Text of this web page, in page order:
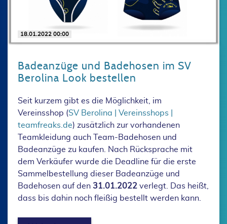
18.01.2022 00:00
Badeanzüge und Badehosen im SV
Berolina Look bestellen
Seit kurzem gibt es die Möglichkeit, im
Vereinsshop (SV Berolina | Vereinsshops |
teamfreaks.de) zusätzlich zur vorhandenen
Teamkleidung auch Team-Badehosen und
Badeanzüge zu kaufen. Nach Rücksprache mit
dem Verkäufer wurde die Deadline für die erste
Sammelbestellung dieser Badeanzüge und
Badehosen auf den 31.01.2022 verlegt. Das heißt,
dass bis dahin noch fleißig bestellt werden kann.